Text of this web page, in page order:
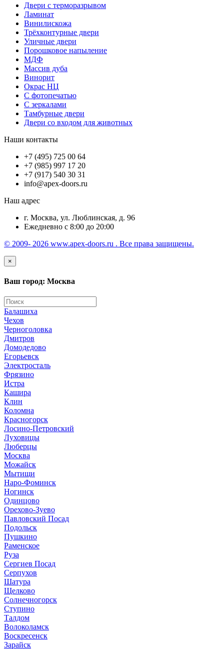
Двери с терморазрывом
Ламинат
Винилискожа
Трёхконтурные двери
Уличные двери
Порошковое напыление
МДФ
Массив дуба
Винорит
Окрас НЦ
С фотопечатью
С зеркалами
Тамбурные двери
Двери со входом для животных
Наши контакты
+7 (495) 725 00 64
+7 (985) 997 17 20
+7 (917) 540 30 31
info@apex-doors.ru
Наш адрес
г. Москва, ул. Люблинская, д. 96
Ежедневно с 8:00 до 20:00
© 2009- 2026 www.apex-doors.ru . Все права защищены.
×
Ваш город: Москва
Балашиха
Чехов
Черноголовка
Дмитров
Домодедово
Егорьевск
Электросталь
Фрязино
Истра
Кашира
Клин
Коломна
Красногорск
Лосино-Петровский
Луховицы
Люберцы
Москва
Можайск
Мытищи
Наро-Фоминск
Ногинск
Одинцово
Орехово-Зуево
Павловский Посад
Подольск
Пушкино
Раменское
Руза
Сергиев Посад
Серпухов
Шатура
Щелково
Солнечногорск
Ступино
Талдом
Волоколамск
Воскресенск
Зарайск